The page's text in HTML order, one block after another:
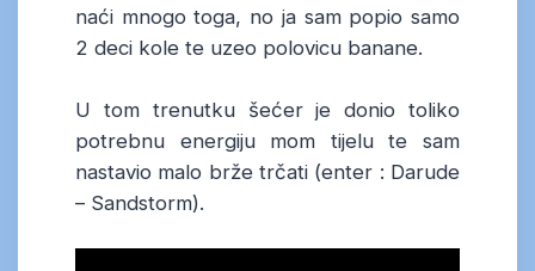
naći mnogo toga, no ja sam popio samo
2 deci kole te uzeo polovicu banane.
U tom trenutku šećer je donio toliko
potrebnu energiju mom tijelu te sam
nastavio malo brže trčati (enter : Darude
– Sandstorm).